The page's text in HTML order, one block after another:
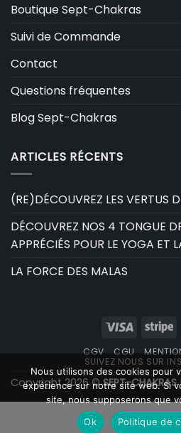
Boutique Sept-Chakras
Suivi de Commande
Contact
Questions fréquentes
Blog Sept-Chakras
ARTICLES RÉCENTS
(RE)DÉCOUVREZ LES VERTUS
DÉCOUVREZ NOS 4 TONGUE
APPRÉCIÉS POUR LE YOGA ET
LA FORCE DES MALAS
Visa
CGV CGU
SUIVEZ NOUS SUR
Copyright 2026 ©SEPT-
Nous utilisons des cookies pour
expérience sur notre site web. Si
site, nous supposerons que
Ok
Politique de